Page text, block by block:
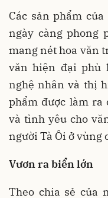
Các sản phẩm
ngày càng phong
mang nét hoa văn
văn hiện đại phù
nghệ nhân và thị
phẩm được làm
và tình yêu cho
người Tà Ôi ở vùng
Vươn ra biển lớn
Theo chia sẻ của